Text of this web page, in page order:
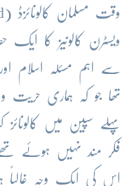
ویسٹرن کالونیز کا
سے اہم مسئلہ اسلام
تھا جو کہ ہماری
پہلے سپین میں کالونائز
فکر مند نہیں ہوئے
اس کی ایک وجہ غالباً